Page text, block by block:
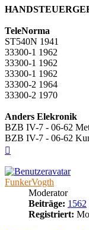
TeleNorma
ST540N 1941
33300-1 1962
33300-1 1962
33300-1 1962
33300-2 1964
33300-2 1970
Anders Elekronik
BZB IV-7 - 06-62
BZB IV-7 - 06-62
FunkerVogth
Moderator
Beiträge: 1562
Registriert: